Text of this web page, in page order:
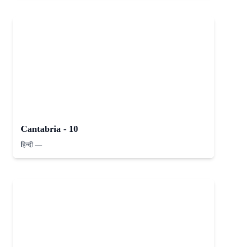
Cantabria - 10
हिन्दी—